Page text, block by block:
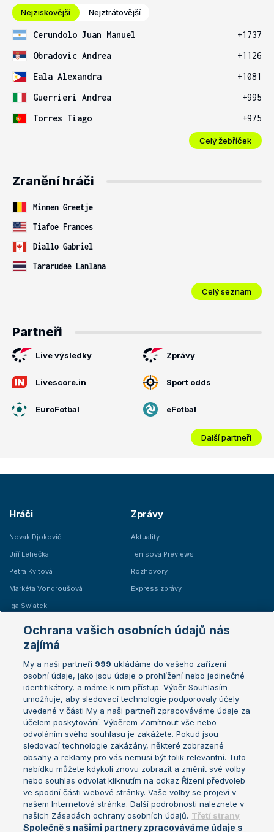
Nejziskovější Nejztrátovější
Cerundolo Juan Manuel
+1737
Obradovic Andrea
+1126
Eala Alexandra
+1081
Guerrieri Andrea
+995
Torres Tiago
+975
Celý žebříček
Zranění hráči
Minnen Greetje
Tiafoe Frances
Diallo Gabriel
Tararudee Lanlana
Celý seznam
Partneři
Live výsledky Zprávy
Livescore.in Sport odds
EuroFotbal eFotbal
Další partneři
Hráči
Novak Djokovič
Jiří Lehečka
Petra Kvitová
Markéta Vondroušová
Iga Swiatek
Zprávy
Aktuality
Tenisová Previews
Rozhovory
Express zprávy
Žebříčky
Žebříček ATP (muži)
Žebříček WTA (ženy)
Sázkařský žebříček
Australian Open
French Open
Wimbledon
US Open
Turnaj mistrů
Turnaj mistryň
Aktualní trendy
Fotbalové přestupy
Livesport Daily
LS Prague Open
Ochrana vašich osobních údajů nás
zajímá
My a naši partneři 999 ukládáme do vašeho zařízení
osobní údaje, jako jsou údaje o prohlížení nebo jedinečné
identifikátory, a máme k nim přístup. Výběr Souhlasím
umožňuje, aby sledovací technologie podporovaly účely
uvedené v části My a naši partneři zpracováváme údaje za
účelem poskytování. Výběrem Zamítnout vše nebo
odvoláním svého souhlasu je zakážete. Pokud jsou
sledovací technologie zakázány, některé zobrazené
obsahy a reklamy pro vás nemusí být tolik relevantní. Tuto
nabídku můžete kdykoli znovu zobrazit a změnit své volby
nebo souhlas odvolat kliknutím na odkaz Řízení předvoleb
ve spodní části webové stránky. Vaše volby se projeví v
našem Internetová stránka. Další podrobnosti naleznete v
našich Zásadách ochrany osobních údajů. Třetí strany
Společně s našimi partnery zpracováváme údaje s